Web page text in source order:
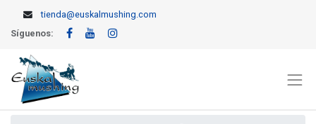
tienda@euskalmushing.com
Síguenos: